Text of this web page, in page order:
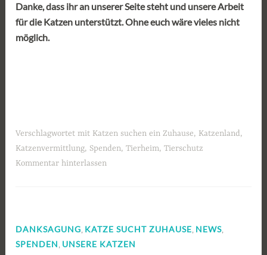
Danke, dass ihr an unserer Seite steht und unsere Arbeit
für die Katzen unterstützt. Ohne euch wäre vieles nicht
möglich.
Verschlagwortet mit Katzen suchen ein Zuhause, Katzenland,
Katzenvermittlung, Spenden,Tierheim,Tierschutz
Kommentar hinterlassen
DANKSAGUNG KATZE SUCHT ZUHAUSE NEWS
SPENDEN UNSERE KATZEN